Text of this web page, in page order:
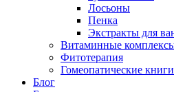
Лосьоны
Пенка
Экстракты для
Витаминные
Фитотерапия
Гомеопатические книги
Блог